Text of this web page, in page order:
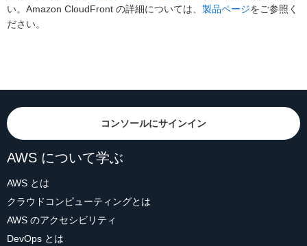
い。Amazon CloudFront の詳細については、 製品ページをご参照く
ださい。
コンソールにサインイン
AWS について学ぶ
AWS とは
クラウドコンピューティングとは
AWS のアクセシビリティ
DevOps とは